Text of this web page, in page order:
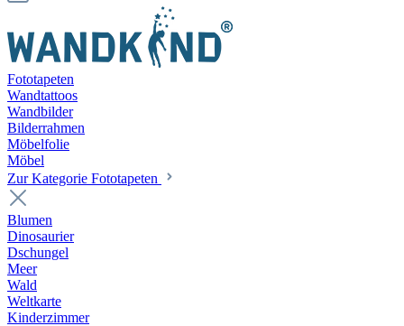
Fototapeten
Wandtattoos
Wandbilder
Bilderrahmen
Möbelfolie
Möbel
Zur Kategorie Fototapeten
Blumen
Dinosaurier
Dschungel
Meer
Wald
Weltkarte
Kinderzimmer